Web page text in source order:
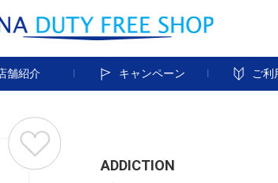
舗紹介 キャンペーン ご利
ADDICTION